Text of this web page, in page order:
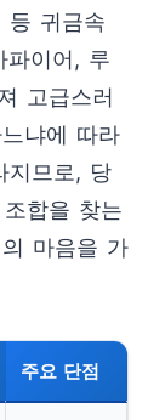
등 귀금속
파이어, 루
고급스러
냐에 따라
지므로, 당
합을 찾는
마음을 가
주요 단점